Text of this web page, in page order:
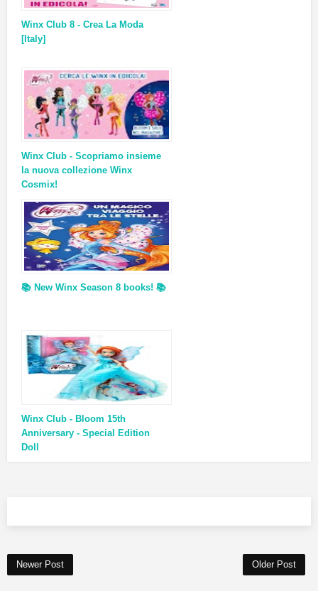
Winx Club 8 - Crea La Moda
[Italy]
Winx Club - Scopriamo insieme
la nuova collezione Winx
Cosmix!
📚 New Winx Season 8 books! 📚
Winx Club - Bloom 15th
Anniversary - Special Edition
Doll
Newer Post Older Post